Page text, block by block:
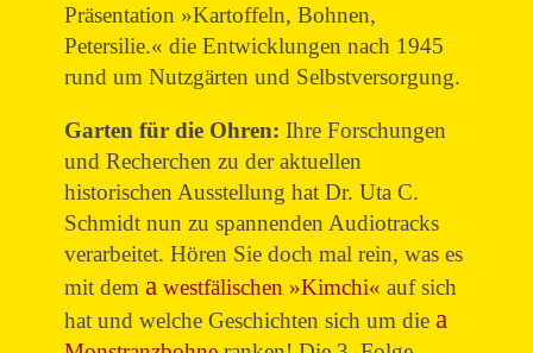
Präsentation »Kartoffeln, Bohnen,
Petersilie.« die Entwicklungen nach 1945
rund um Nutzgärten und Selbstversorgung.
Garten für die Ohren: Ihre Forschungen
und Recherchen zu der aktuellen
historischen Ausstellung hat Dr. Uta C.
Schmidt nun zu spannenden Audiotracks
verarbeitet. Hören Sie doch mal rein, was es
mit dem
westfälischen »Kimchi« auf sich
hat und welche Geschichten sich um die